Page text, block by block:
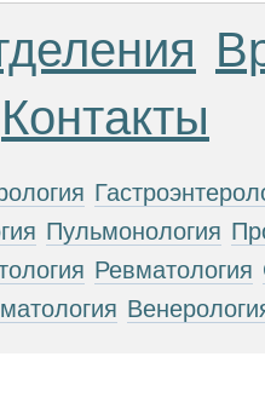
Контакты
Пульмонология
Ревматология